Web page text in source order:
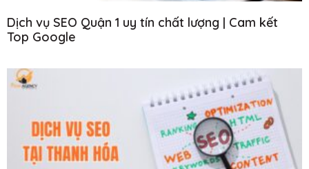
Dịch vụ SEO Quận 1 uy tín chất lượng | Cam kết
Top Google